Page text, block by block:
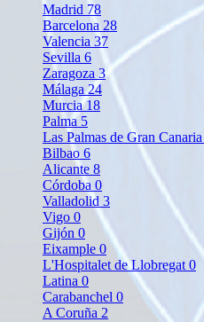
Madrid 78
Barcelona 28
Valencia 37
Sevilla 6
Zaragoza 3
Málaga24
Murcia18
Palma 5
Las Palmas de Gran Canaria
Bilbao 6
Alicante 8
Córdoba 0
Valladolid 3
Vigo 0
Gijón 0
Eixample 0
L'Hospitalet de Llobregat 0
Latina 0
Carabanchel 0
A Coruña 2